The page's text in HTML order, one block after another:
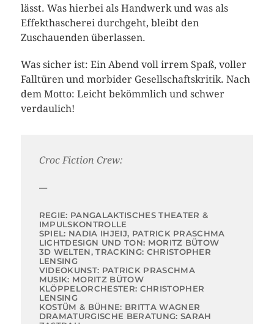
lässt. Was hierbei als Handwerk und was als
Effekthascherei durchgeht, bleibt den
Zuschauenden überlassen.
Was sicher ist: Ein Abend voll irrem Spaß, voller
Falltüren und morbider Gesellschaftskritik. Nach
dem Motto: Leicht bekömmlich und schwer
verdaulich!
Croc Fiction Crew:
REGIE: PANGALAKTISCHES THEATER &
IMPULSKONTROLLE
SPIEL: NADIA IHJEIJ, PATRICK PRASCHMA
LICHTDESIGN UND TON: MORITZ BÜTOW
3D WELTEN, TRACKING: CHRISTOPHER
LENSING
VIDEOKUNST: PATRICK PRASCHMA
MUSIK: MORITZ BÜTOW
KLÖPPELORCHESTER: CHRISTOPHER
LENSING
KOSTÜM & BÜHNE: BRITTA WAGNER
DRAMATURGISCHE BERATUNG: SARAH